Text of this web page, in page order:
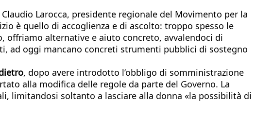
Claudio Larocca, presidente regionale del Movimento per la
è quello di accoglienza e di ascolto: troppo spesso le
offriamo alternative e aiuto concreto, avvalendoci di
ad oggi mancano concreti strumenti pubblici di sostegno
, dopo avere introdotto l’obbligo di somministrazione
alla modifica delle regole da parte del Governo. La
limitandosi soltanto a lasciare alla donna «la possibilità di